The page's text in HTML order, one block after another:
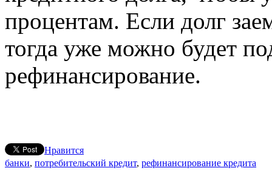
процентам. Если долг
тогда уже можно будет
рефинансирование.
Нравится
банки, потребительский кредит, рефинансирование кредита